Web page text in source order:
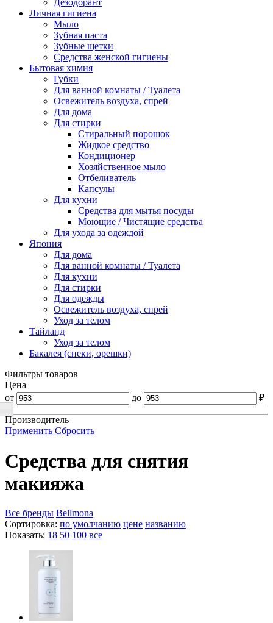
Дезодорант
Личная гигиена
Мыло
Зубная паста
Зубные щетки
Средства женской гигиены
Бытовая химия
Губки
Для ванной комнаты / Туалета
Освежитель воздуха, спрей
Для дома
Для стирки
Стиральный порошок
Жидкое средство
Кондиционер
Хозяйственное мыло
Отбеливатель
Капсулы
Для кухни
Средства для мытья посуды
Моющие / Чистящие средства
Для ухода за одеждой
Япония
Для дома
Для ванной комнаты / Туалета
Для кухни
Для стирки
Для одежды
Освежитель воздуха, спрей
Уход за телом
Тайланд
Уход за телом
Бакалея (снеки, орешки)
Фильтры товаров
Цена
от
до ₽
Производитель
Применить Сбросить
Средства для снятия
макияжа
Все бренды Bellmona
Сортировка: по умолчанию цене названию
Показать: 18 50 100 все